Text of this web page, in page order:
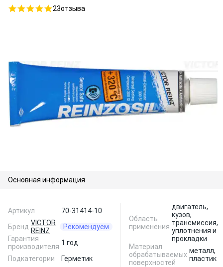
23отзыва
Основная информация
Артикул
70-31414-10
Бренд VICTOR
REINZ
Рекомендуем
Гарантия
производителя 1 год
Подкатегории
Герметик
Область
применения
двигатель,
кузов,
трансмиссия,
уплотнения и
прокладки
Материал
обрабатываемых
поверхностей
металл,
пластик